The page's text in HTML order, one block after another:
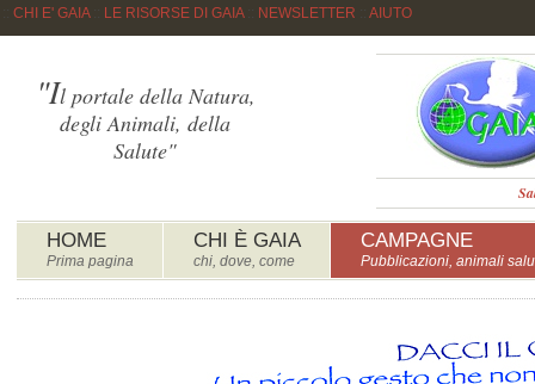
CHI E' GAIA:: LE RISORSE DI GAIA:: NEWSLETTER AIUTO
HOME
Prima pagina
CHI È GAIA
chi, dove, come
CAMPAGNE
Pubblicazioni, animali
"Il portale della Natura,
degli Animali, della
Salute"